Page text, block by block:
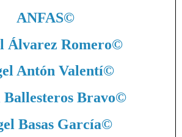
ANFAS©
Álvarez Romero©
Antón Valentí©
Ballesteros Bravo©
Basas García©